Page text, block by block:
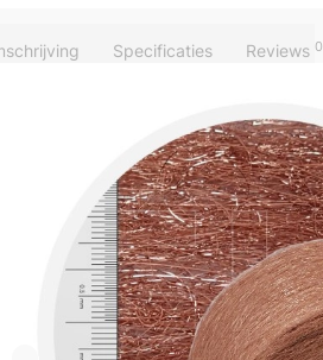
Specificaties Reviews 0